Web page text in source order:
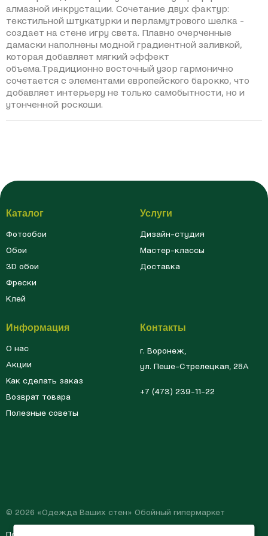
алмазной инкрустации. Сочетание двух фактур:
текстильной штукатурки и перламутрового шелка -
создает на стене игру света. Плавно очерченные
дамаски наполнены модной градиентной заливкой,
которая добавляет мягкий эффект
объема.Традиционно восточный узор гармонично
сочетается с элементами европейского барокко, что
добавляет интерьеру не только самобытности, но и
утонченной роскоши.
Каталог
Фотообои
Обои
3D обои
Фрески
Клей
Услуги
Дизайн-студия
Мастер-классы
Доставка
Информация
О нас
Акции
Как сделать заказ
Возврат товара
Полезные советы
Контакты
г. Воронеж,
ул. Пеше-Cтрелецкая, 28А
+7 (473) 239-11-22
© 2026 «Одежда Ваших стен» Обойный гипермаркет